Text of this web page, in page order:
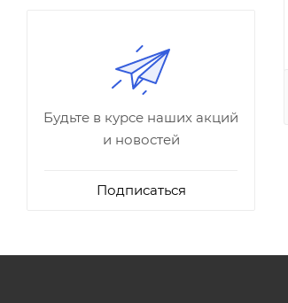
Будьте в курсе наших акций
и новостей
Подписаться